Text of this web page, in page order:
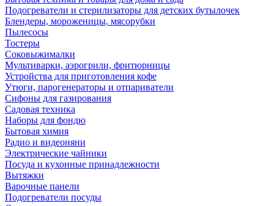
Подогреватели и стерилизаторы для детских бутылочек
Блендеры, мороженицы, мясорубки
Пылесосы
Тостеры
Соковыжималки
Мультиварки, аэрогрили, фритюрницы
Устройства для приготовления кофе
Утюги, парогенераторы и отпариватели
Сифоны для газирования
Садовая техника
Наборы для фондю
Бытовая химия
Радио и видеоняни
Электрические чайники
Посуда и кухонные принадлежности
Вытяжки
Варочные панели
Подогреватели посуды